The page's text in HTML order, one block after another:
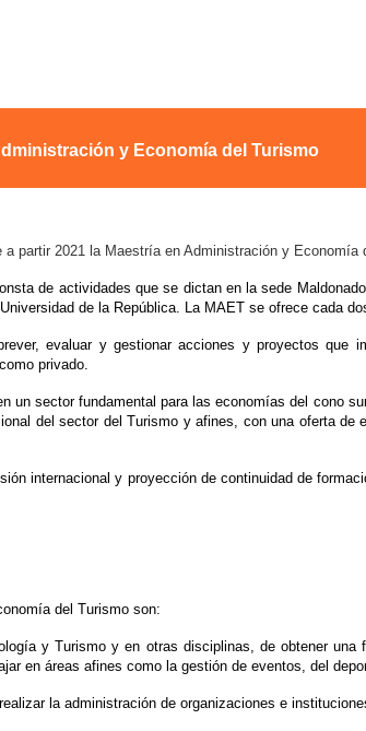
y Economía del Turismo
partir 2021 la Maestría en Administración y Economía
de actividades que se dictan en la sede
de la República. La MAET se ofrece cada
evaluar y gestionar acciones y proyectos que
privado.
un sector fundamental para las economías del cono
del sector del Turismo y afines, con una oferta
internacional y proyección de continuidad de
del Turismo son:
y Turismo y en otras disciplinas, de obtener
en áreas afines como la gestión de eventos, del
la administración de organizaciones e